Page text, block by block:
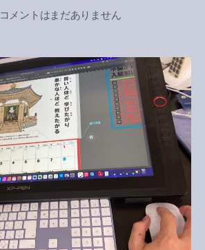
date
2022
コメントはまだありません